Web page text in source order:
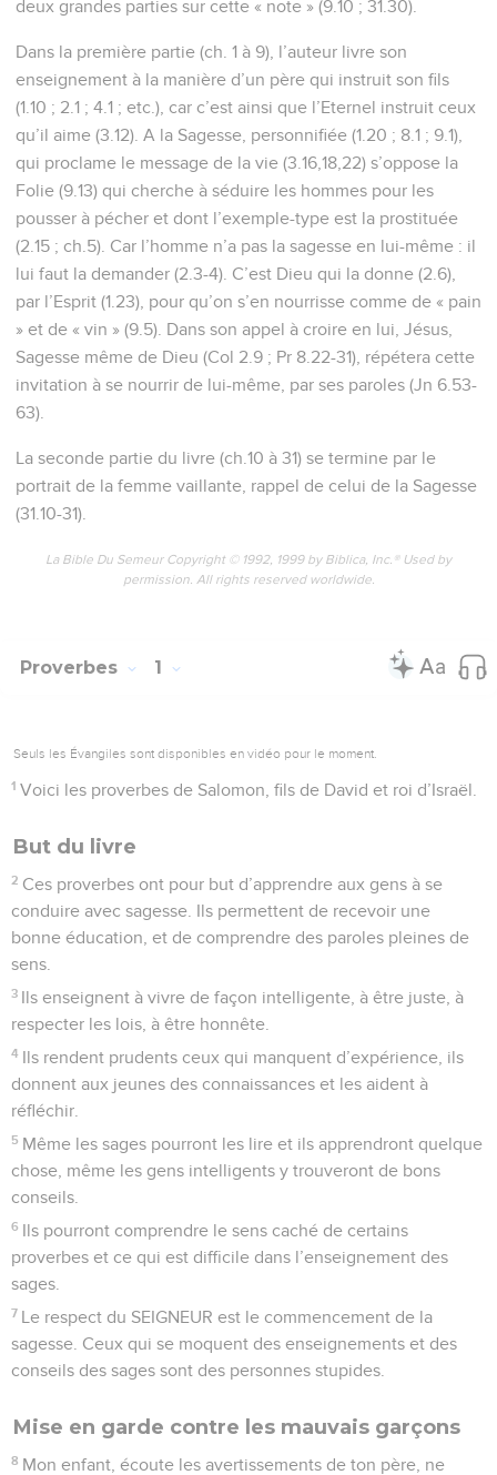
deux grandes parties sur cette « note » (9.10 ; 31.30).
Dans la première partie (ch. 1 à 9), l’auteur livre son
enseignement à la manière d’un père qui instruit son fils
(1.10 ; 2.1 ; 4.1 ; etc.), car c’est ainsi que l’Eternel instruit ceux
qu’il aime (3.12). A la Sagesse, personnifiée (1.20 ; 8.1 ; 9.1),
qui proclame le message de la vie (3.16,18,22) s’oppose la
Folie (9.13) qui cherche à séduire les hommes pour les
pousser à pécher et dont l’exemple-type est la prostituée
(2.15 ; ch.5). Car l’homme n’a pas la sagesse en lui-même : il
lui faut la demander (2.3-4). C’est Dieu qui la donne (2.6),
par l’Esprit (1.23), pour qu’on s’en nourrisse comme de « pain
» et de « vin » (9.5). Dans son appel à croire en lui, Jésus,
Sagesse même de Dieu (Col 2.9 ; Pr 8.22-31), répétera cette
invitation à se nourrir de lui-même, par ses paroles (Jn 6.53-
63).
La seconde partie du livre (ch.10 à 31) se termine par le
portrait de la femme vaillante, rappel de celui de la Sagesse
(31.10-31).
La Bible Du Semeur Copyright © 1992, 1999 by Biblica, Inc.® Used by
permission. All rights reserved worldwide.
Proverbes 1
Seuls les Évangiles sont disponibles en vidéo pour le moment.
1 Voici les proverbes de Salomon, fils de David et roi d’Israël.
But du livre
2 Ces proverbes ont pour but d’apprendre aux gens à se
conduire avec sagesse. Ils permettent de recevoir une
bonne éducation, et de comprendre des paroles pleines de
sens.
3 Ils enseignent à vivre de façon intelligente, à être juste, à
respecter les lois, à être honnête.
4 Ils rendent prudents ceux qui manquent d’expérience, ils
donnent aux jeunes des connaissances et les aident à
réfléchir.
5 Même les sages pourront les lire et ils apprendront quelque
chose, même les gens intelligents y trouveront de bons
conseils.
6 Ils pourront comprendre le sens caché de certains
proverbes et ce qui est difficile dans l’enseignement des
sages.
7 Le respect du SEIGNEUR est le commencement de la
sagesse. Ceux qui se moquent des enseignements et des
conseils des sages sont des personnes stupides.
Mise en garde contre les mauvais garçons
8 Mon enfant, écoute les avertissements de ton père, ne